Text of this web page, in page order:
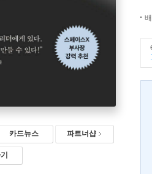
카드뉴스 파트너샵